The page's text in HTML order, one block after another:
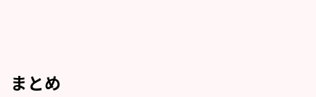
まとめ